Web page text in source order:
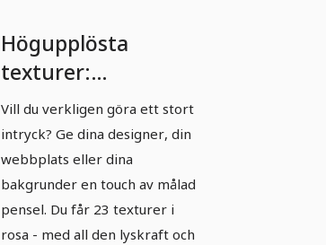
Högupplösta
texturer:
Oljemålning i rosa
Vill du verkligen göra ett stort
intryck? Ge dina designer, din
webbplats eller dina
bakgrunder en touch av målad
pensel. Du får 23 texturer i
rosa - med all den lyskraft och